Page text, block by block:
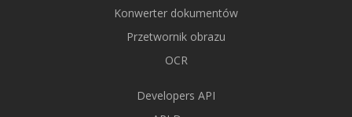
Konwerter dokumentów
Przetwornik obrazu
OCR
Developers API